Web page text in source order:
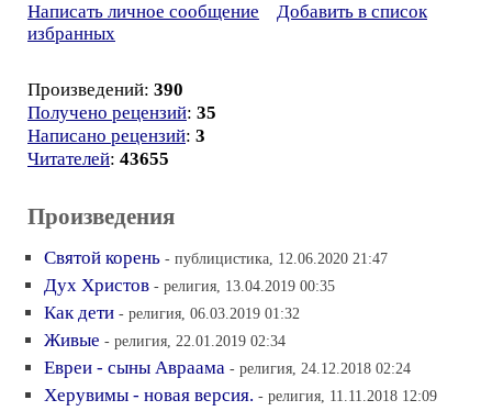
Написать личное сообщение
Добавить в список
избранных
Произведений: 390
Получено рецензий: 35
Написано рецензий: 3
Читателей: 43655
Произведения
Святой корень - публицистика, 12.06.2020 21:47
Дух Христов - религия, 13.04.2019 00:35
Как дети - религия, 06.03.2019 01:32
Живые - религия, 22.01.2019 02:34
Евреи - сыны Авраама - религия, 24.12.2018 02:24
Херувимы - новая версия. - религия, 11.11.2018 12:09